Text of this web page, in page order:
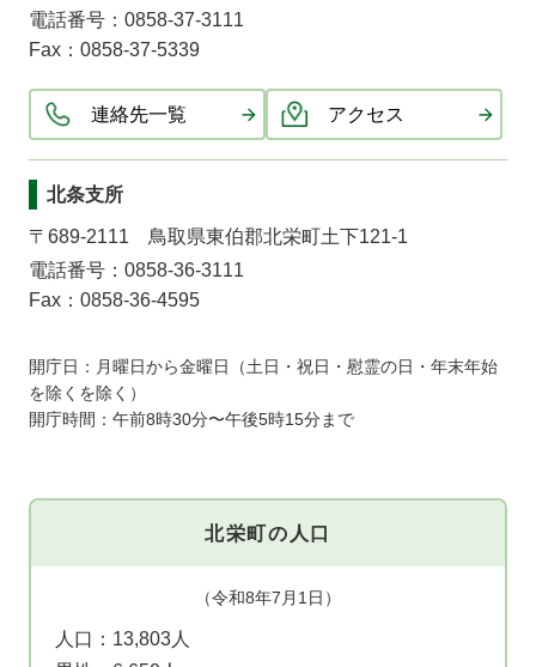
電話番号：0858-37-3111
Fax：0858-37-5339
連絡先一覧 アクセス
北条支所
〒689-2111 鳥取県東伯郡北栄町土下121-1
電話番号：0858-36-3111
Fax：0858-36-4595
開庁日：月曜日から金曜日（土日・祝日・慰霊の日・年末年始
を除くを除く）
開庁時間：午前8時30分〜午後5時15分まで
北栄町の人口
（令和8年7月1日）
人口： 13,803人